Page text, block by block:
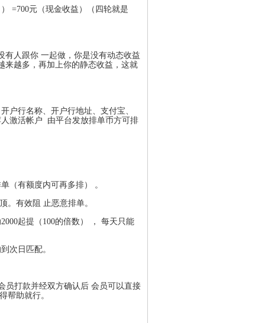
=700元（现金收益）（四轮就是
有人跟你 一起做，你是没有动态收益
来越多，再加上你的静态收益，这就
户行名称、开户行地址、支付宝、
激活帐户 由平台发放排单币方可排
（有额度内可再多排） 。
。有效阻 止恶意排单。
起提（100的倍数） ， 每天只能
次日匹配。
员打款并经双方确认后 会员可以直接
帮助就行。